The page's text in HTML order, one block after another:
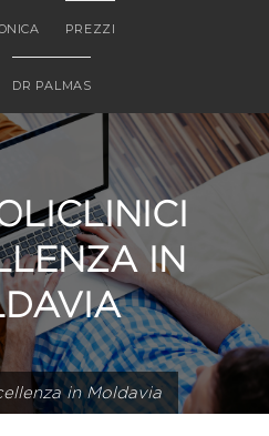
PREZZI
DR PALMAS
IN
in Moldavia